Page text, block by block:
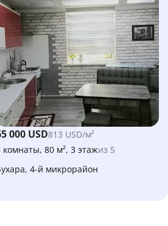
000 USD813 USD/м²
комнаты, 80 м², 3 этажиз 5
Бухара, 4-й микрорайон